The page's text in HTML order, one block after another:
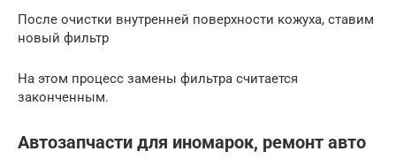
После очистки внутренней поверхности кожуха, ставим
новый фильтр
На этом процесс замены фильтра считается
законченным.
Автозапчасти для иномарок, ремонт авто